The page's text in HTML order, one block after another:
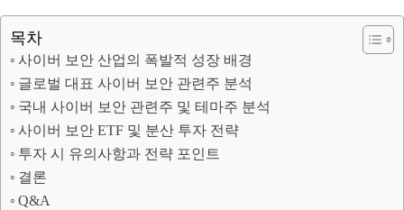
목차
사이버 보안 산업의 폭발적 성장 배경
글로벌 대표 사이버 보안 관련주 분석
국내 사이버 보안 관련주 및 테마주 분석
사이버 보안 ETF 및 분산 투자 전략
투자 시 유의사항과 전략 포인트
결론
Q&A